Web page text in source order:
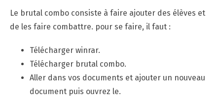
Le brutal combo consiste à faire ajouter des élèves et
de les faire combattre. pour se faire, il faut :
Télécharger winrar.
Télécharger brutal combo.
Aller dans vos documents et ajouter un nouveau
document puis ouvrez le.